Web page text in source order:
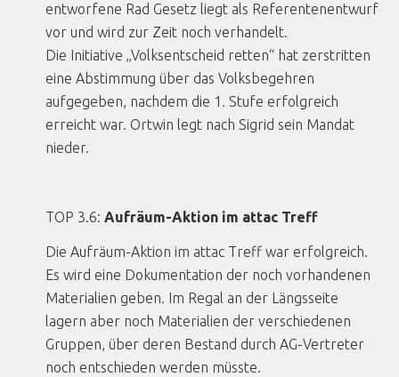
entworfene Rad Gesetz liegt als Referentenentwurf
vor und wird zur Zeit noch verhandelt.
Die Initiative „Volksentscheid retten“ hat zerstritten
eine Abstimmung über das Volksbegehren
aufgegeben, nachdem die 1. Stufe erfolgreich
erreicht war. Ortwin legt nach Sigrid sein Mandat
nieder.
TOP 3.6: Aufräum-Aktion im attac Treff
Die Aufräum-Aktion im attac Treff war erfolgreich.
Es wird eine Dokumentation der noch vorhandenen
Materialien geben. Im Regal an der Längsseite
lagern aber noch Materialien der verschiedenen
Gruppen, über deren Bestand durch AG-Vertreter
noch entschieden werden müsste.